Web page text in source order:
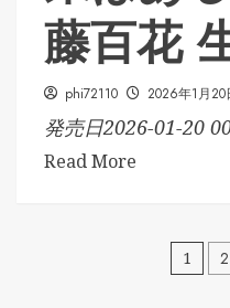
藤百花
phi72110 2026年1月20
発売日2026-01-20
Read More
投
1 2